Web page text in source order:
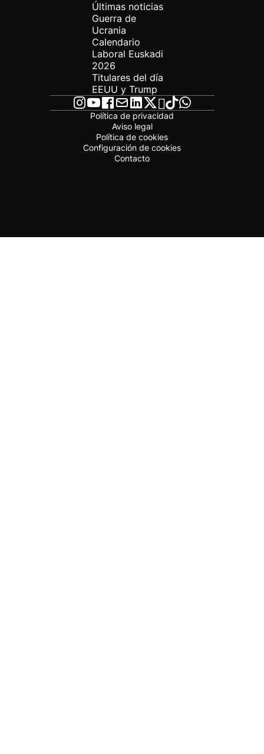
Últimas noticias
Guerra de
Ucrania
Calendario
Laboral Euskadi
2026
Titulares del día
EEUU y Trump
Política de privacidad
Aviso legal
Política de cookies
Configuración de cookies
Contacto